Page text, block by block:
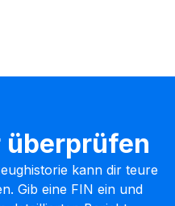
überprüfen
kann dir teure
Gib eine FIN ein und